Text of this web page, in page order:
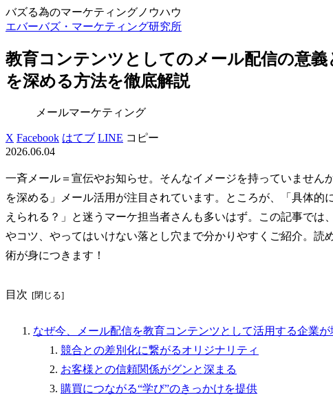
バズる為のマーケティングノウハウ
エバーバズ・マーケティング研究所
教育コンテンツとしてのメール配信の意
を深める方法を徹底解説
メールマーケティング
X Facebook はてブ LINE コピー
2026.06.04
一斉メール＝宣伝やお知らせ。そんなイメージを持っていません
を深める」メール活用が注目されています。ところが、「具体
えられる？」と迷うマーケ担当者さんも多いはず。この記事で
やコツ、やってはいけない落とし穴まで分かりやすくご紹介。読
術が身につきます！
目次
なぜ今、メール配信を教育コンテンツとして活用する企業
競合との差別化に繋がるオリジナリティ
お客様との信頼関係がグンと深まる
購買につながる“学び”のきっかけを提供